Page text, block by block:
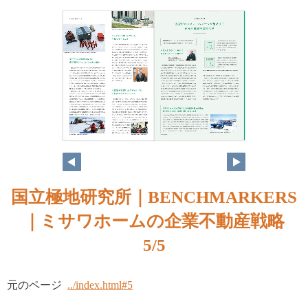
国立極地研究所｜BENCHMARKERS
｜ミサワホームの企業不動産戦略
5/5
元のページ ../index.html#5